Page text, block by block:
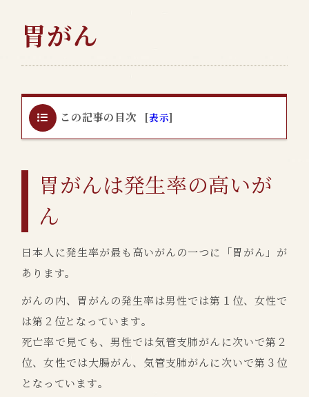
胃がん
この記事の目次 表示
胃がんは発生率の高いが
ん
日本人に発生率が最も高いがんの一つに「胃がん」が
あります。
がんの内、胃がんの発生率は男性では第１位、女性で
は第２位となっています。
死亡率で見ても、男性では気管支肺がんに次いで第２
位、女性では大腸がん、気管支肺がんに次いで第３位
となっています。